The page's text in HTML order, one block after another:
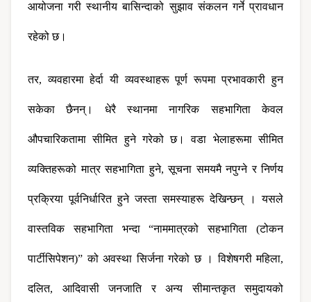
आयोजना गरी स्थानीय बासिन्दाको सुझाव संकलन गर्ने प्रावधान
रहेको छ।
तर, व्यवहारमा हेर्दा यी व्यवस्थाहरू पूर्ण रूपमा प्रभावकारी हुन
सकेका छैनन्। धेरै स्थानमा नागरिक सहभागिता केवल
औपचारिकतामा सीमित हुने गरेको छ। वडा भेलाहरूमा सीमित
व्यक्तिहरूको मात्र सहभागिता हुने, सूचना समयमै नपुग्ने र निर्णय
प्रक्रिया पूर्वनिर्धारित हुने जस्ता समस्याहरू देखिन्छन् । यसले
वास्तविक सहभागिता भन्दा “नाममात्रको सहभागिता (टोकन
पार्टीसिपेशन)” को अवस्था सिर्जना गरेको छ । विशेषगरी महिला,
दलित, आदिवासी जनजाति र अन्य सीमान्तकृत समुदायको